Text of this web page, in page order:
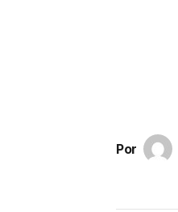
Por